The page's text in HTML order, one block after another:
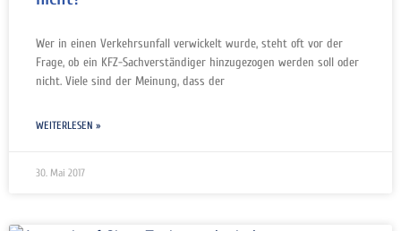
Wer in einen Verkehrsunfall verwickelt wurde, steht oft vor der
Frage, ob ein KFZ-Sachverständiger hinzugezogen werden soll oder
nicht. Viele sind der Meinung, dass der
WEITERLESEN »
30. Mai 2017